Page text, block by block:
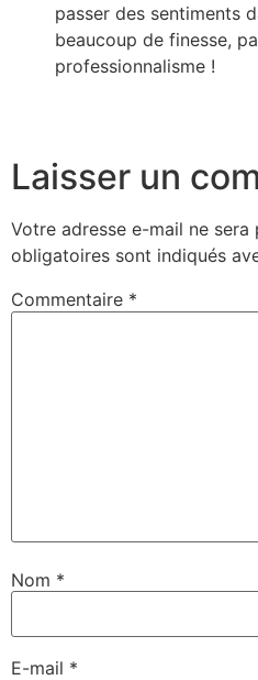
passer des sentiments
beaucoup de finesse,
professionnalisme !
Laisser un
Votre adresse e-mail ne sera
obligatoires sont indiqués
Commentaire *
Nom *
E-mail *